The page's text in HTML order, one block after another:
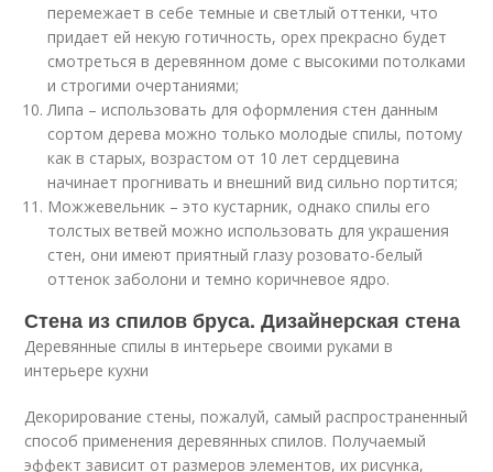
перемежает в себе темные и светлый оттенки, что
придает ей некую готичность, орех прекрасно будет
смотреться в деревянном доме с высокими потолками
и строгими очертаниями;
Липа – использовать для оформления стен данным
сортом дерева можно только молодые спилы, потому
как в старых, возрастом от 10 лет сердцевина
начинает прогнивать и внешний вид сильно портится;
Можжевельник – это кустарник, однако спилы его
толстых ветвей можно использовать для украшения
стен, они имеют приятный глазу розовато-белый
оттенок заболони и темно коричневое ядро.
Стена из спилов бруса. Дизайнерская стена
Деревянные спилы в интерьере своими руками в
интерьере кухни
Декорирование стены, пожалуй, самый распространенный
способ применения деревянных спилов. Получаемый
эффект зависит от размеров элементов, их рисунка,